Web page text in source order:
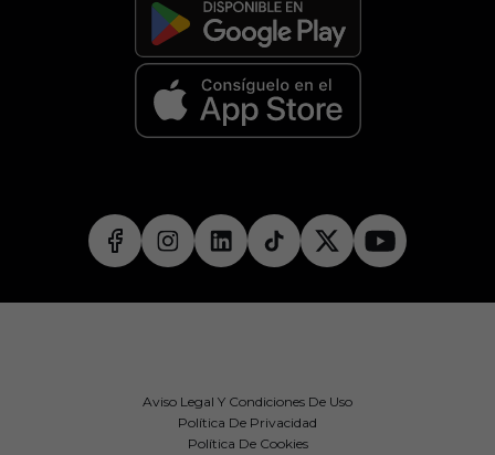
Aviso Legal Y Condiciones De Uso
Política De Privacidad
Política De Cookies